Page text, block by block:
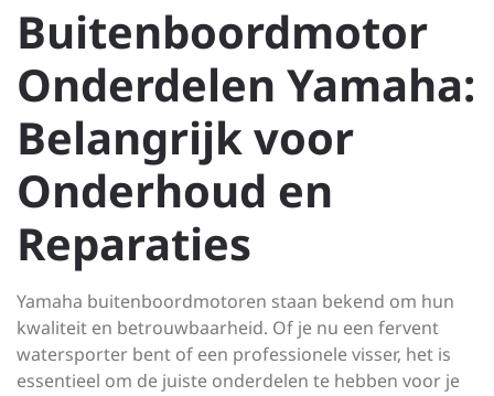
Buitenboordmotor
Onderdelen Yamaha:
Belangrijk voor
Onderhoud en
Reparaties
Yamaha buitenboordmotoren staan bekend om hun
kwaliteit en betrouwbaarheid. Of je nu een fervent
watersporter bent of een professionele visser, het is
essentieel om de juiste onderdelen te hebben voor je